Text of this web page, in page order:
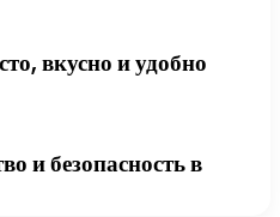
вкусно и удобно
и безопасность в